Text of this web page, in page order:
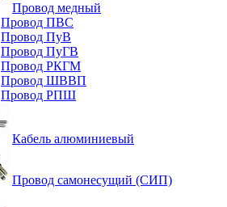
Провод медный
Провод ПВС
Провод ПуВ
Провод ПуГВ
Провод РКГМ
Провод ШВВП
Провод РПШ
Кабель алюминиевый
Провод самонесущий (СИП)